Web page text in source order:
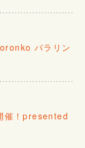
パラリン
催！presented